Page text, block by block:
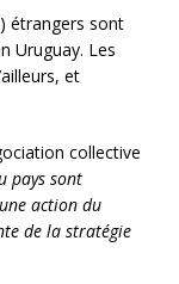
étrangers sont
Uruguay. Les
et
collective
pays sont
action du
de la stratégie